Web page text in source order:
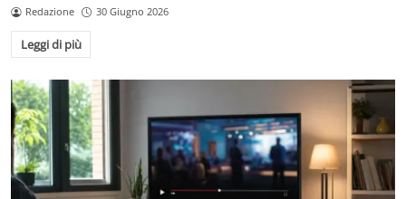
Redazione 30 Giugno 2026
Leggi di più